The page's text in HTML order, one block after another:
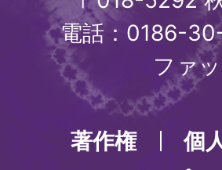
電話：0186-
ファ
著作権
個